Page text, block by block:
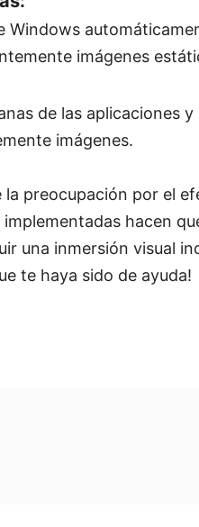
Windows
imágenes
de las aplicaciones
imágenes.
la preocupación por el
hacen
una inmersión visual
te haya sido de ayuda!